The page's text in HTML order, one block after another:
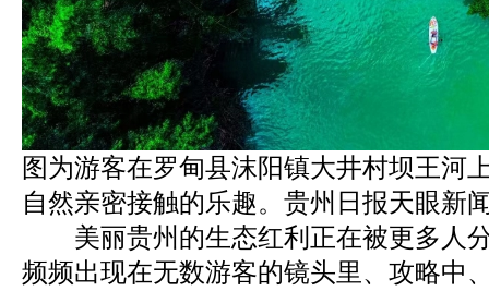
图为游客在罗甸县沫阳镇大井村坝王河
自然亲密接触的乐趣。贵州日报天眼新
美丽贵州的生态红利正在被更多人
频频出现在无数游客的镜头里、攻略中